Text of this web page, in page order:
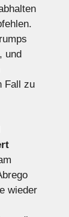
und
Fall zu
wieder